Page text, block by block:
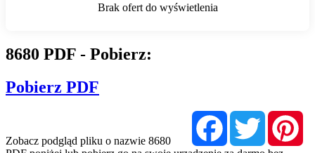
8680 PDF - Pobierz:
Pobierz PDF
FacebookTwitter
Zobacz podgląd pliku o nazwie 8680